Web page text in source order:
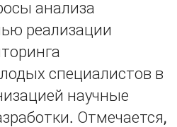
анализа
реализации
специалистов в
научные
Отмечается,